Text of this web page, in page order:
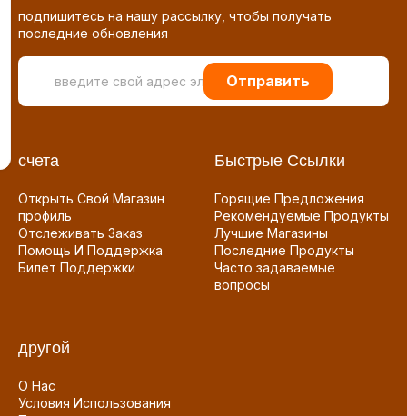
подпишитесь на нашу рассылку, чтобы получать
последние обновления
Отправить
счета
Открыть Свой Магазин
профиль
Отслеживать Заказ
Помощь И Поддержка
Билет Поддержки
Быстрые Ссылки
Горящие Предложения
Рекомендуемые Продукты
Лучшие Магазины
Последние Продукты
Часто задаваемые
вопросы
другой
О Нас
Условия Использования